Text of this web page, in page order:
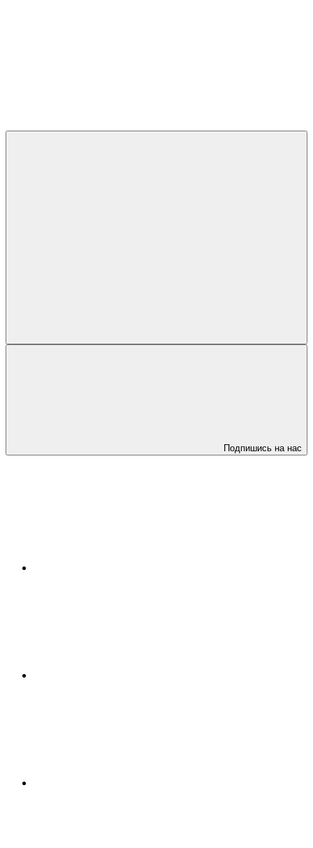
Подпишись на нас